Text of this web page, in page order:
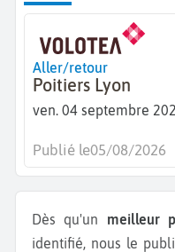
Aller/retour
Poitiers Lyon
ven. 04 septembre
Publié le05/08/2026
Dès qu'un meilleur
identifié, nous le